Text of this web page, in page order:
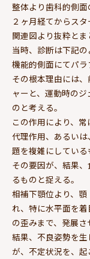
整体より歯科的側
２ヶ月経てからスタ
関連図より抜粋とま
当時、診断は下記の
機能的側面にてパラ
その根本理由には
ャーと、運動時の
のと考える。
この作用により、
代理作用、あるい
題を複雑にしている
その要因が、結果
るものと捉える。
相補下顎位より、
れ、特に水平面を
の歪みまで、発展さ
結果、不良姿勢を
が、不定状況を、起